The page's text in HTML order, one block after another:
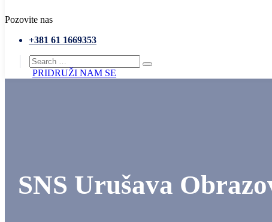
Pozovite nas
+381 61 1669353
PRIDRUŽI NAM SE
SNS Urušava